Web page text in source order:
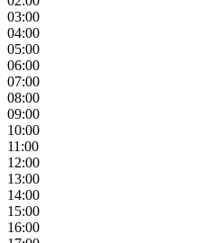
03:00
04:00
05:00
06:00
07:00
08:00
09:00
10:00
11:00
12:00
13:00
14:00
15:00
16:00